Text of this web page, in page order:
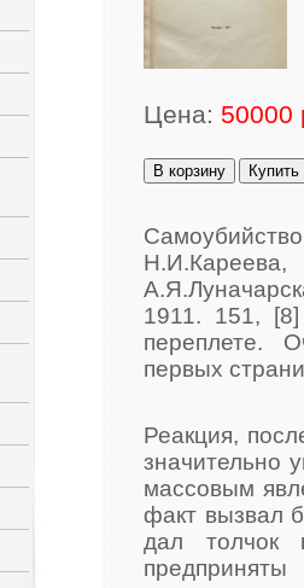
Цена: 50000
В корзину Купить
1911. 151,
переплете.
первых
Реакция,
значительно
массовым
факт вызвал
дал толчок